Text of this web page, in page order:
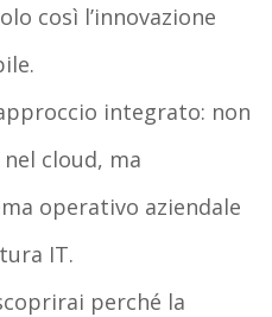
così l’innovazione
integrato: non
cloud, ma
operativo aziendale
IT.
perché la